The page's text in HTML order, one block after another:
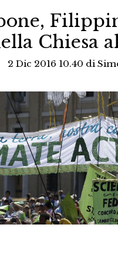
Chiesa
2 Dic 2016 10.40 di